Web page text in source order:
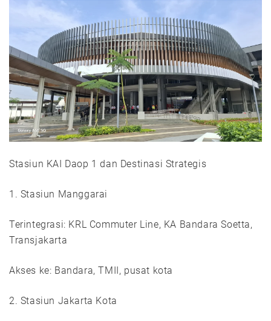
Stasiun KAI Daop 1 dan Destinasi Strategis
1. Stasiun Manggarai
Terintegrasi: KRL Commuter Line, KA Bandara Soetta,
Transjakarta
Akses ke: Bandara, TMII, pusat kota
2. Stasiun Jakarta Kota